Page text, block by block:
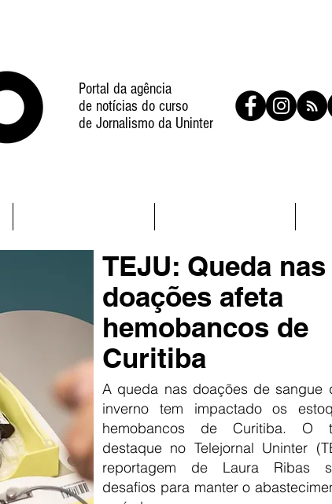
Portal da agência
de notícias do curso
de Jornalismo da Uninter
TEJU: Queda nas
doações afeta
hemobancos de
Curitiba
A queda nas doações de sangue
inverno tem impactado os
hemobancos de Curitiba. O
destaque no Telejornal Uninter
reportagem de Laura Ribas
desafios para manter o